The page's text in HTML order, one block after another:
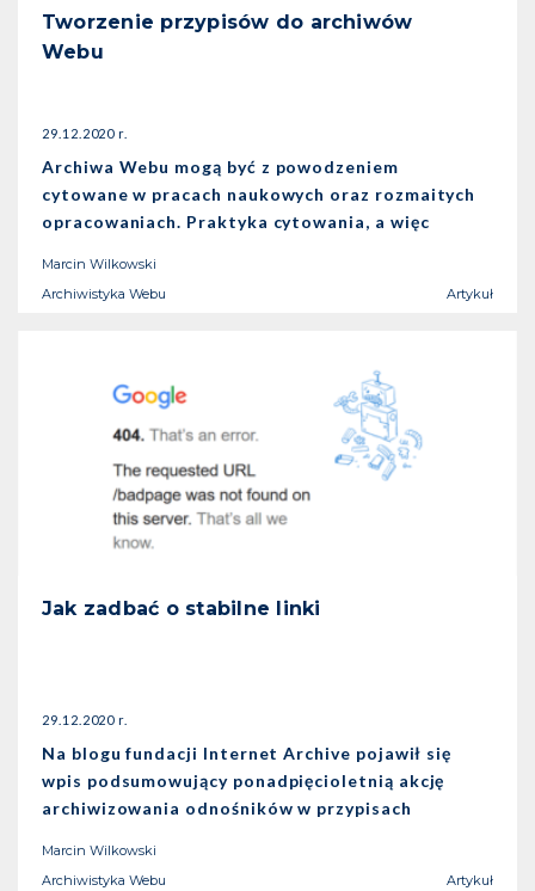
Tworzenie przypisów do archiwów
Webu
29.12.2020 r.
Archiwa Webu mogą być z powodzeniem
cytowane w pracach naukowych oraz rozmaitych
opracowaniach. Praktyka cytowania, a więc
Marcin Wilkowski
Archiwistyka Webu
Artykuł
Jak zadbać o stabilne linki
29.12.2020 r.
Na blogu fundacji Internet Archive pojawił się
wpis podsumowujący ponadpięcioletnią akcję
archiwizowania odnośników w przypisach
Marcin Wilkowski
Archiwistyka Webu
Artykuł